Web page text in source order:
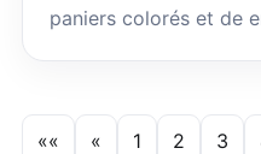
paniers colorés et de
«« « 1 2 3